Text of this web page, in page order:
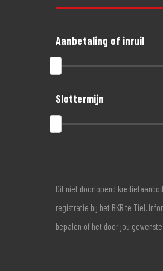
Aanbetaling of inruil
Slottermijn
Dit niet doorlopend
registratie bij het BKR te Tiel.
bepalen of het door jou